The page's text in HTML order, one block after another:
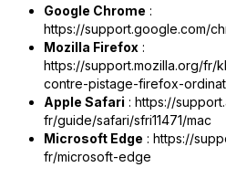
Google Chrome :
https://support.google.com/
Mozilla Firefox :
https://support.mozilla.org/
contre-pistage-firefox-
Apple Safari : https://
fr/guide/safari/sfri11471/mac
Microsoft Edge : https://
fr/microsoft-edge